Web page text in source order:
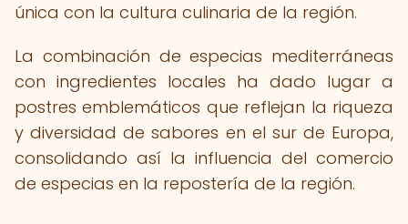
única con la cultura culinaria de la región.
La combinación de especias mediterráneas
con ingredientes locales ha dado lugar a
postres emblemáticos que reflejan la riqueza
y diversidad de sabores en el sur de Europa,
consolidando así la influencia del comercio
de especias en la repostería de la región.